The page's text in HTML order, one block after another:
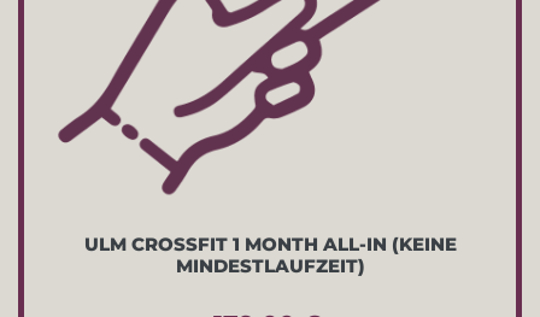
ULM CROSSFIT 1 MONTH ALL-IN (KEINE
MINDESTLAUFZEIT)